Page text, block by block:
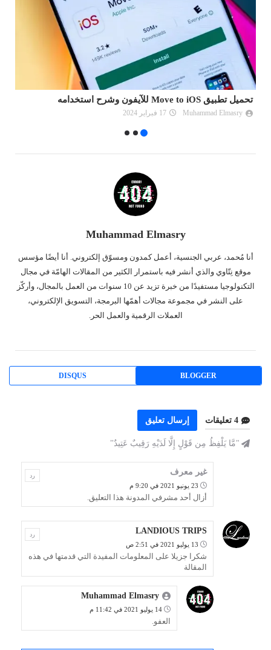
تحميل تطبيق Move to iOS للآيفون وشرح استخدامه
Muhammad Elmasry 17 فبراير 2024
Muhammad Elmasry
أنا مُحمد، عربي الجنسية، أعمل كمدون ومسوّق إلكتروني. أنا أيضًا مؤسس
موقع نِتّاوي والذي أنشر فيه باستمرار الكثير من المقالات الهامّة في مجال
التكنولوجيا مستفيدًا من خبرة تزيد عن 10 سنوات من العمل بالمجال، وأركّز
على النشر في مجموعة مجالات أهمّها البرمجة، التسويق الإلكتروني،
العملات الرقمية والعمل الحر.
BLOGGER
DISQUS
4 تعليقات إرسال تعليق
"مَّا يَلْفِظُ مِن قَوْلٍ إِلَّا لَدَيْهِ رَقِيبٌ عَتِيدٌ"
غير معرف
23 يونيو 2021 في 9:20 م
أزال أحد مشرفي المدونة هذا التعليق.
رد
LANDIOUS TRIPS
13 يوليو 2021 في 2:51 ص
شكرا جزيلا على المعلومات المفيدة التي قدمتها في هذه
المقالة
رد
Muhammad Elmasry
14 يوليو 2021 في 11:42 م
العفو.